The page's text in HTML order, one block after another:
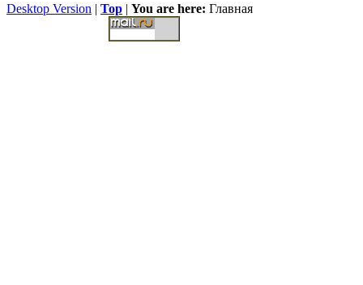
Desktop Version | Top | You are here: Главная